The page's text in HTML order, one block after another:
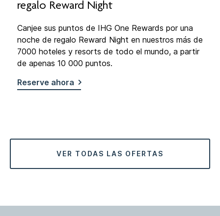
regalo Reward Night
Canjee sus puntos de IHG One Rewards por una
noche de regalo Reward Night en nuestros más de
7000 hoteles y resorts de todo el mundo, a partir
de apenas 10 000 puntos.
Reserve ahora
VER TODAS LAS OFERTAS